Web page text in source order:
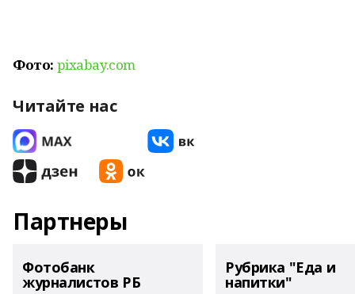
Фото: pixabay.com
Читайте нас
Партнеры
Фотобанк
журналистов РБ
Рубрика "Еда и
напитки"